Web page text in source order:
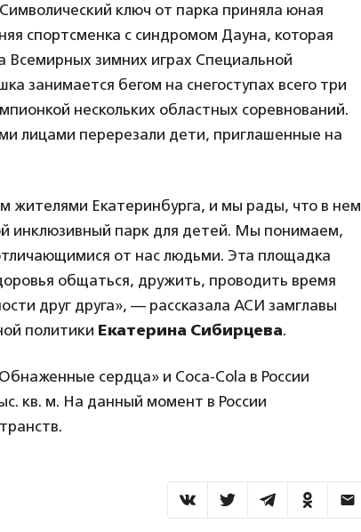
ключ от парка приняла юная
спортсменка с синдромом Дауна, которая
Всемирных зимних играх Специальной
занимается бегом на снегоступах всего три
нескольких областных соревнований.
лицами перерезали дети, приглашенные на
жителями Екатеринбурга, и мы рады, что в нем
инклюзивный парк для детей. Мы понимаем,
от нас людьми. Эта площадка
общаться, дружить, проводить время
друг друга», — рассказала АСИ замглавы
политики Екатерина Сибирцева.
сердца» и Coca-Cola в России
кв. м. На данный момент в России